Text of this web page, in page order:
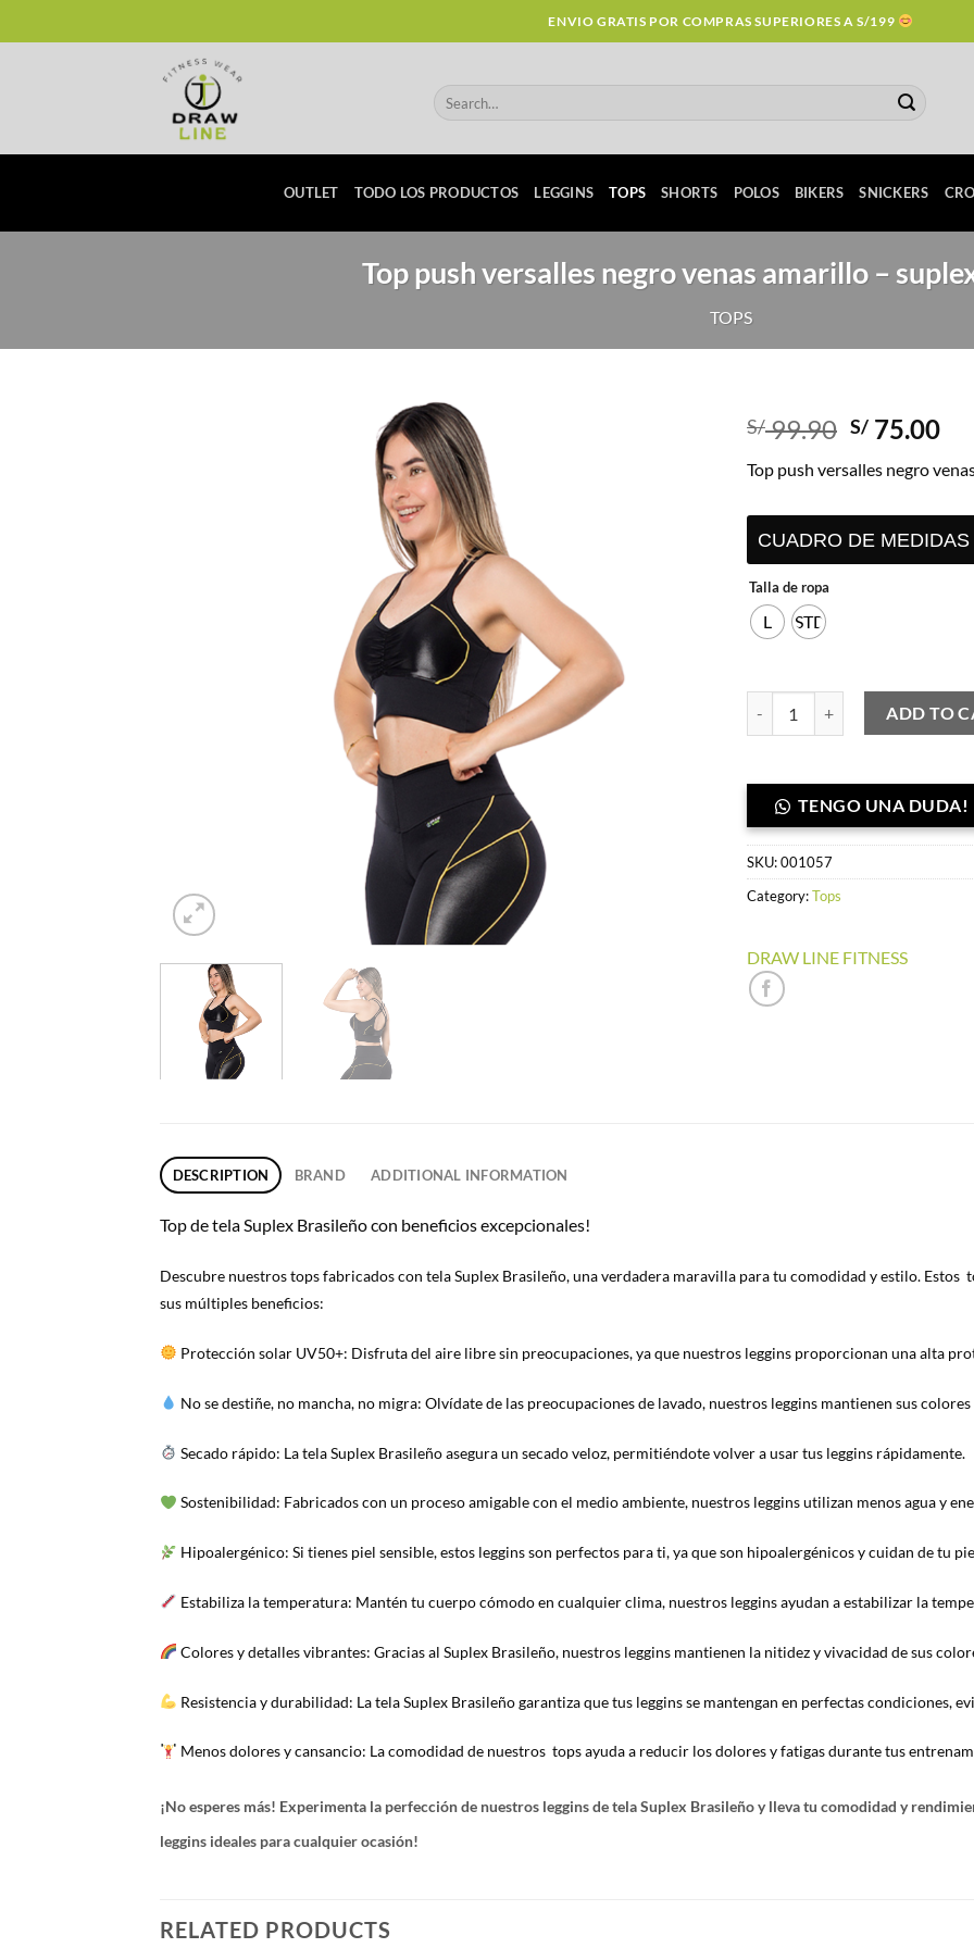
to
ENVIO GRATIS POR COMPRAS SUPERIORES A S/199
Search
for:
OUTLET TODO LOS PRODUCTOS LEGGINS TOPS SHORTS POLOS BIKERS SNICKERS
Top push versalles negro venas amarillo –
TOPS
S/99.90 Original
was:
S/ 75.00
is:
Top push versalles negro
CUADRO DE MEDIDAS
Talla de ropa
L STD
ADD TO
TENGO UNA DUDA!
SKU:001057
Category:Tops
DRAW LINE FITNESS
DESCRIPTION BRAND ADDITIONAL INFORMATION
Top de tela Suplex Brasileño con beneficios excepcionales!
Descubre nuestros tops fabricados con tela Suplex Brasileño, una verdadera maravilla para tu comodidad y estilo. Estos
sus múltiples beneficios:
Protección solar UV50+: Disfruta del aire libre sin preocupaciones, ya que nuestros leggins proporcionan una alta
No se destiñe, no mancha, no migra: Olvídate de las preocupaciones de lavado, nuestros leggins mantienen sus
Secado rápido: La tela Suplex Brasileño asegura un secado veloz, permitiéndote volver a usar tus leggins rápidamente.
Sostenibilidad: Fabricados con un proceso amigable con el medio ambiente, nuestros leggins utilizan menos agua y
Hipoalergénico: Si tienes piel sensible, estos leggins son perfectos para ti, ya que son hipoalergénicos y cuidan de tu
Estabiliza la temperatura: Mantén tu cuerpo cómodo en cualquier clima, nuestros leggins ayudan a estabilizar la
Colores y detalles vibrantes: Gracias al Suplex Brasileño, nuestros leggins mantienen la nitidez y vivacidad de sus
Resistencia y durabilidad: La tela Suplex Brasileño garantiza que tus leggins se mantengan en perfectas condiciones,
Menos dolores y cansancio: La comodidad de nuestros tops ayuda a reducir los dolores y fatigas durante tus
¡No esperes más! Experimenta la perfección de nuestros leggins de tela Suplex Brasileño y lleva tu comodidad y
leggins ideales para cualquier ocasión!
RELATED PRODUCTS